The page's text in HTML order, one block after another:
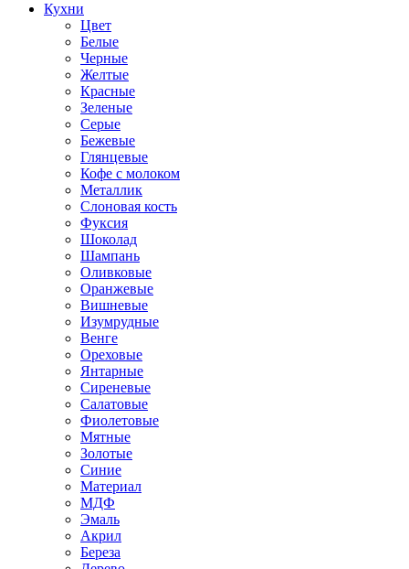
Кухни
Цвет
Белые
Черные
Желтые
Красные
Зеленые
Серые
Бежевые
Глянцевые
Кофе с молоком
Металлик
Слоновая кость
Фуксия
Шоколад
Шампань
Оливковые
Оранжевые
Вишневые
Изумрудные
Венге
Ореховые
Янтарные
Сиреневые
Салатовые
Фиолетовые
Мятные
Золотые
Синие
Материал
МДФ
Эмаль
Акрил
Береза